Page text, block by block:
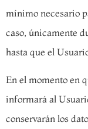
mínimo necesario
caso, únicamente
hasta que el
En el momento en
informará al
conservarán los